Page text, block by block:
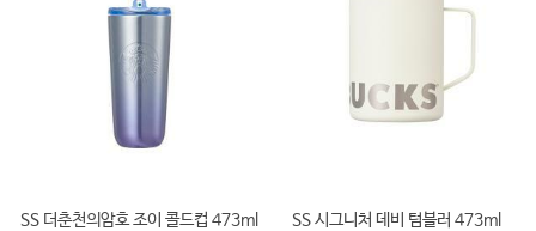
SS 더춘천의암호 조이 콜드컵 473ml SS 시그니처 데비 텀블러 473ml